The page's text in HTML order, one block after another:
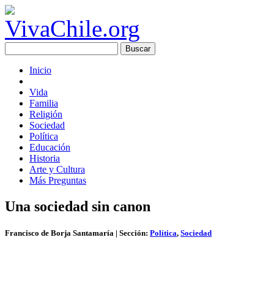
Inicio
Vida
Familia
Religión
Sociedad
Política
Educación
Historia
Arte y Cultura
Más Preguntas
Una sociedad sin canon
Francisco de Borja Santamaría | Sección: Política, Sociedad